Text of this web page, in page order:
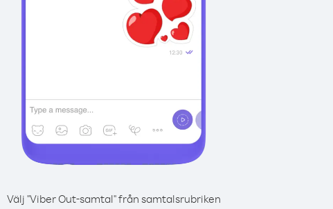
Välj "Viber Out-samtal" från samtalsrubriken